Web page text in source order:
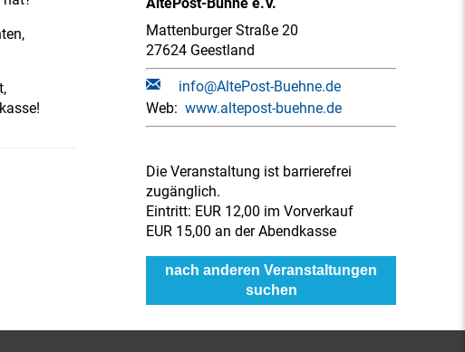
Mattenburger Straße 20
27624 Geestland
info@AltePost-Buehne.de
Web: www.altepost-buehne.de
Die Veranstaltung ist barrierefrei
zugänglich.
Eintritt: EUR 12,00 im Vorverkauf
EUR 15,00 an der Abendkasse
nach anderen Veranstaltungen
suchen